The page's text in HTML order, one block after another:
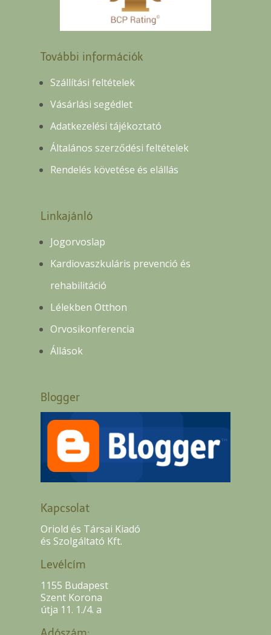
További információk
Szállítási feltételek
Vásárlási segédlet
Adatkezelési tájékoztató
Általános szerződési feltételek
Rendelés követése és elállás
Linkajánló
Jogorvoslap
Kardiovaszkuláris prevenció és
rehabilitáció
Lélekben Otthon
Orvosikonferencia
Állások
Blogger
Kapcsolat
Oriold és Társai Kiadó
és Szolgáltató Kft.
Levélcím
1155 Budapest
Szent Korona
útja 11. 1./4. a